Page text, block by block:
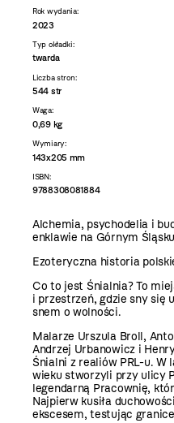
Rok wydania:
2023
Typ okładki:
twarda
Liczba stron:
544 str
Waga:
0,69 kg
Wymiary:
143x205 mm
ISBN:
9788308081884
Alchemia, psychodelia i
enklawie na Górnym Śląsku
Ezoteryczna historia
Co to jest Śnialnia? To
i przestrzeń, gdzie sny się
snem o wolności.
Malarze Urszula Broll,
Andrzej Urbanowicz i
Śnialni z realiów PRL-u. W
wieku stworzyli przy ulicy
legendarną Pracownię,
Najpierw kusiła
ekscesem, testując